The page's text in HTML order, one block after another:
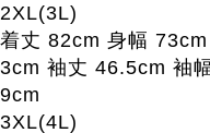
2XL(3L)
着丈 82cm 身幅
3cm 袖丈 46.5cm 袖
9cm
3XL(4L)